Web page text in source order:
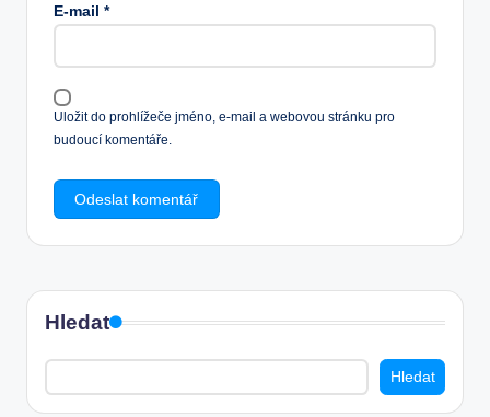
E-mail *
Uložit do prohlížeče jméno, e-mail a webovou stránku pro
budoucí komentáře.
Hledat
Hledat